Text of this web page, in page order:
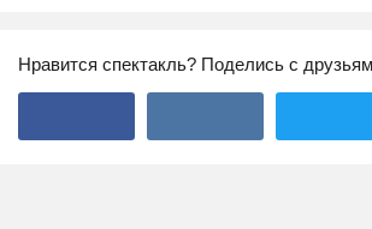
Нравится спектакль? Поделись с